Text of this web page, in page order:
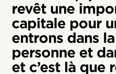
revêt une
capitale pour
entrons dans
personne et
et c’est là que